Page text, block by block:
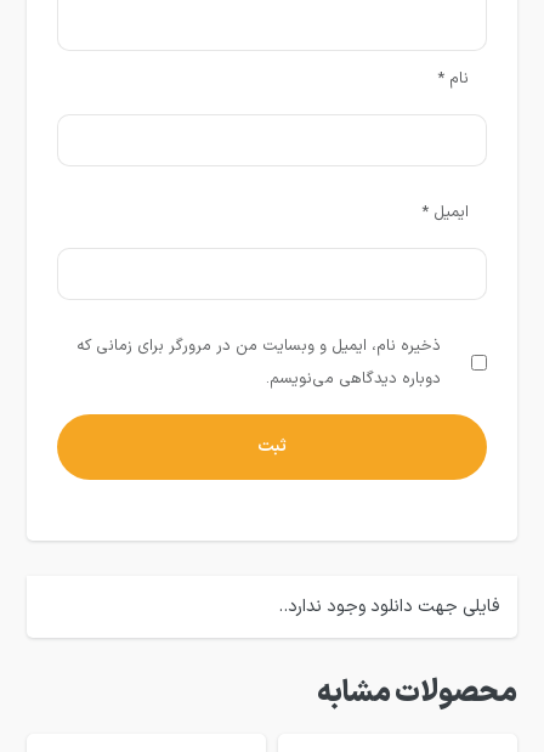
نام*
ایمیل*
ذخیره نام، ایمیل و وبسایت من در مرورگر برای زمانی که
دوباره دیدگاهی می‌نویسم.
فایلی جهت دانلود وجود ندارد..
محصولات مشابه